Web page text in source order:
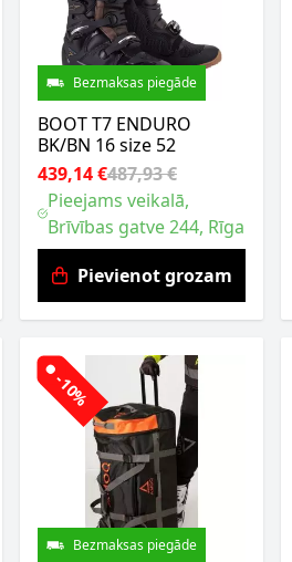
Bezmaksas piegāde
BOOT T7 ENDURO
BK/BN 16 size 52
439,14 €487,93 €
Pieejams veikalā,
Brīvības gatve 244, Rīga
Pievienot grozam
-10%
Bezmaksas piegāde